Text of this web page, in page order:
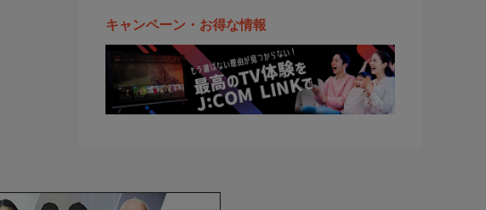
キャンペーン・お得な情報